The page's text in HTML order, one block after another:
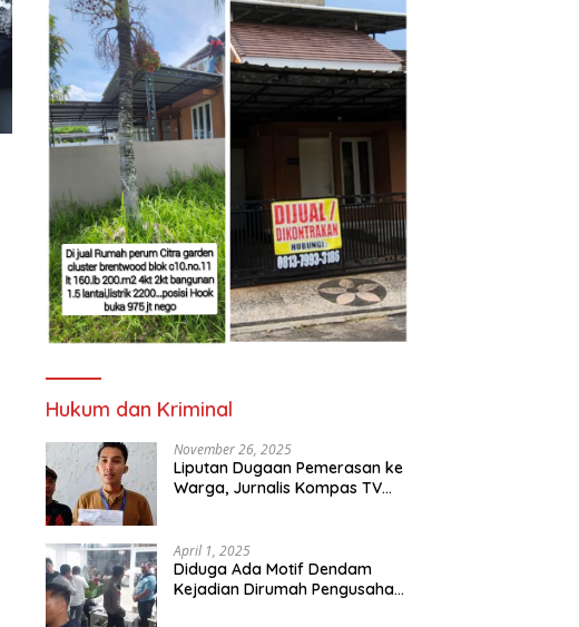
Hukum dan Kriminal
November 26, 2025
Liputan Dugaan Pemerasan ke
Warga, Jurnalis Kompas TV
April 1, 2025
Diduga Ada Motif Dendam
Kejadian Dirumah Pengusaha